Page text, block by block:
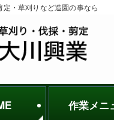
・草刈りなど造園の事なら
作業メニ